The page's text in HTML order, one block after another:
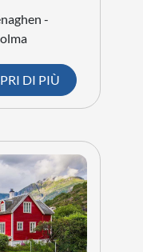
-
DI PIÙ